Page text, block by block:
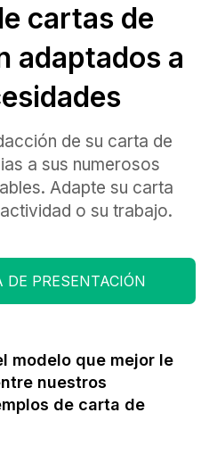
cartas de
adaptados a
de su carta de
a sus numerosos
Adapte su carta
o su trabajo.
DE PRESENTACIÓN
modelo que mejor le
nuestros
de carta de